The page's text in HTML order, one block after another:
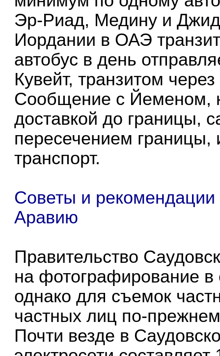
Эр-Риад, Медину и
Иордании в ОАЭ
автобус в день
Кувейт, транзитом
Сообщение с Йеменом,
доставкой до границы,
пересечением границы,
транспорт.
Советы и рекомендации
Аpавию
Правительство
на фотографирование
однако для съемок
частных лиц по-
Почти везде в